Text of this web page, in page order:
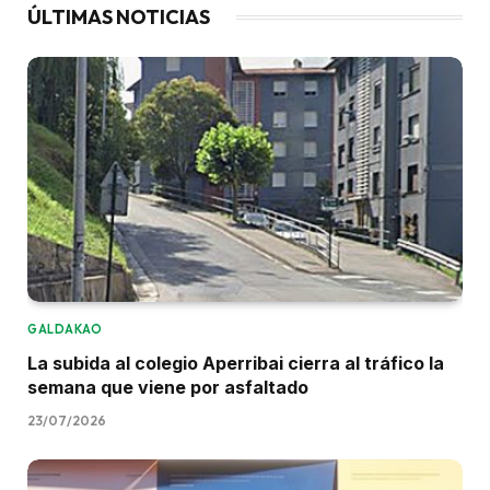
ÚLTIMAS NOTICIAS
GALDAKAO
La subida al colegio Aperribai cierra al tráfico la
semana que viene por asfaltado
23/07/2026